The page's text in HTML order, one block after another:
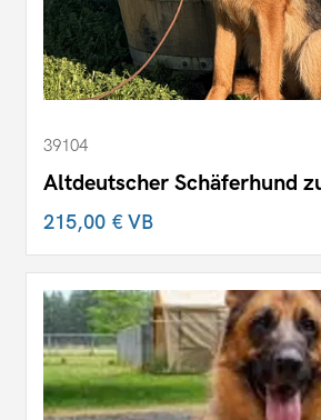
39104
Altdeutscher Schäferhund
215,00 €VB